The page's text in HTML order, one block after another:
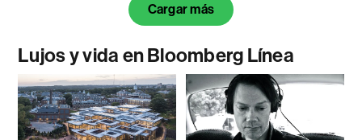
Cargar más
Lujos y vida en Bloomberg Línea